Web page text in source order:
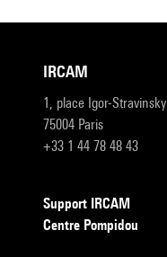
IRCAM
1, place Igor-Stravinsky
75004 Paris
+33 1 44 78 48 43
Support IRCAM
Centre Pompidou